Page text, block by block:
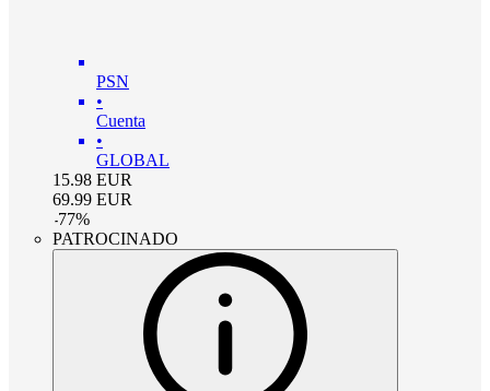
PSN
•
Cuenta
•
GLOBAL
15.98 EUR
69.99 EUR
-77%
PATROCINADO